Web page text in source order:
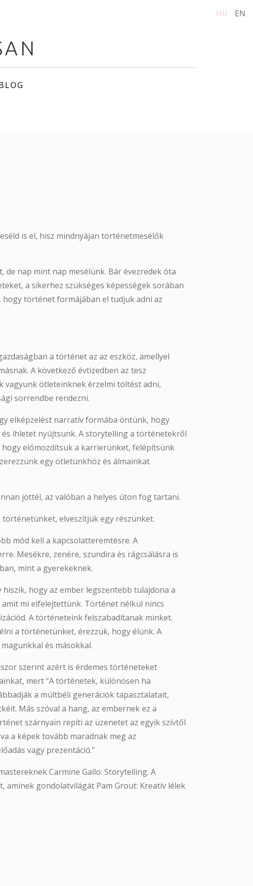
HU EN
is el, hisz mindnyájan történetmesélők
de nap mint nap mesélünk. Bár évezredek óta
a sikerhez szükséges képességek sorában
történet formájában el tudjuk adni az
a történet az az eszköz, amellyel
A következő évtizedben az tesz
vagyunk ötleteinknek érzelmi töltést adni,
sorrendbe rendezni.
elképzelést narratív formába öntünk, hogy
ihletet nyújtsunk. A storytelling a történetekről
előmozdítsuk a karrierünket, felépítsünk
egy ötletünkhöz és álmainkat
jöttél, az valóban a helyes úton fog tartani.
elveszítjük egy részünket.
mód kell a kapcsolatteremtésre. A
Mesékre, zenére, szundira és rágcsálásra is
mint a gyerekeknek.
hogy az ember legszentebb tulajdona a
mi elfelejtettünk. Történet nélkül nincs
A történeteink felszabadítanak minket.
a történetünket, érezzük, hogy élünk. A
és másokkal.
szerint azért is érdemes történeteket
mert “A történetek, különösen ha
a múltbéli generációk tapasztalatait,
Más szóval a hang, az embernek ez a
szárnyain repíti az üzenetet az egyik szívtől
a képek tovább maradnak meg az
vagy prezentáció.”
Carmine Gallo: Storytelling. A
aminek gondolatvilágát Pam Grout: Kreatív lélek